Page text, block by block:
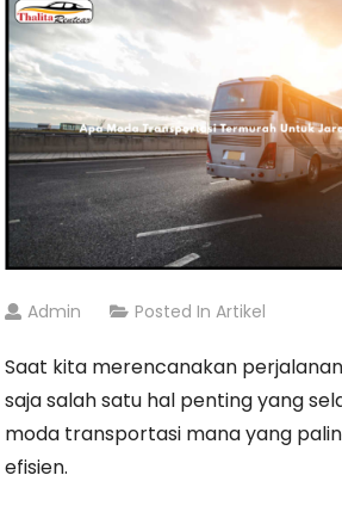
Admin Posted InArtikel
Saat kita merencanakan
saja salah satu hal penting yang
moda transportasi mana yang
efisien.